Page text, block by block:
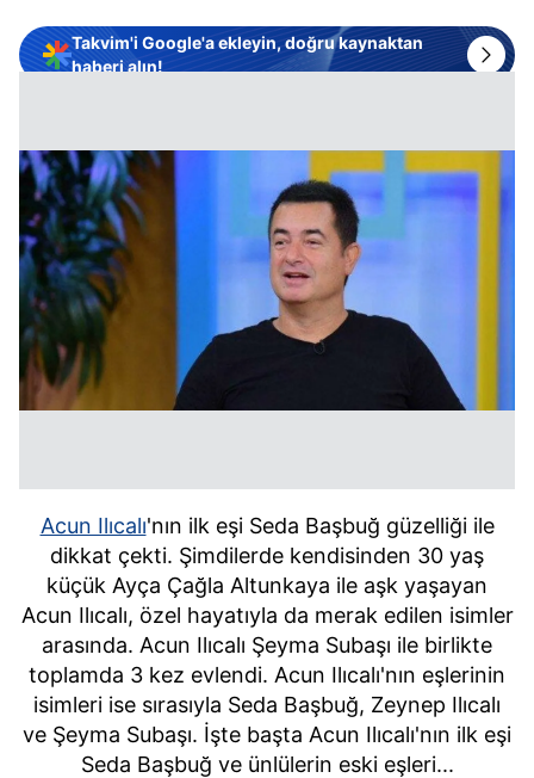
Takvim'i Google'a ekleyin, doğru kaynaktan
haberi alın!
Acun Ilıcalı'nın ilk eşi Seda Başbuğ güzelliği ile
dikkat çekti. Şimdilerde kendisinden 30 yaş
küçük Ayça Çağla Altunkaya ile aşk yaşayan
Acun Ilıcalı, özel hayatıyla da merak edilen isimler
arasında. Acun Ilıcalı Şeyma Subaşı ile birlikte
toplamda 3 kez evlendi. Acun Ilıcalı'nın eşlerinin
isimleri ise sırasıyla Seda Başbuğ, Zeynep Ilıcalı
ve Şeyma Subaşı. İşte başta Acun Ilıcalı'nın ilk eşi
Seda Başbuğ ve ünlülerin eski eşleri...